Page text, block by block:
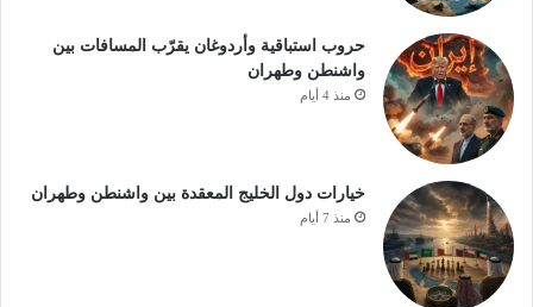
حروب استباقية وأردوغان يقرّب المسافات بين
واشنطن وطهران
منذ 4 أيام
خيارات دول الخليج المعقدة بين واشنطن وطهران
منذ 7 أيام